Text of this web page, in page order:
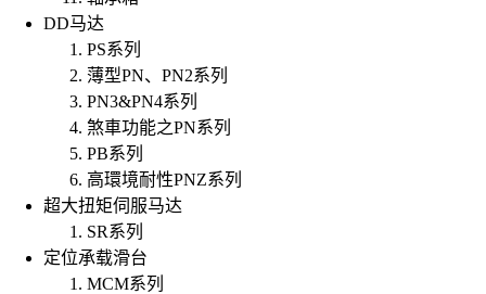
DD马达
PS系列
薄型PN、PN2系列
PN3&PN4系列
煞車功能之PN系列
PB系列
高環境耐性PNZ系列
超大扭矩伺服马达
SR系列
定位承载滑台
MCM系列